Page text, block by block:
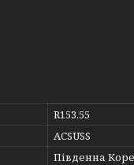
R153.55
ACSUSS
Південна